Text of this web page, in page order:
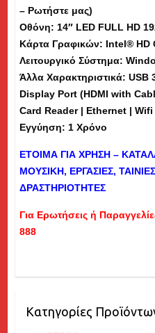
– Ρωτήστε μας)
Οθόνη: 14″ LED FULL HD
Κάρτα Γραφικών: Intel® HD
Λειτουργικό Σύστημα:
Άλλα Χαρακτηριστικά: USB
Display Port (HDMI with
Card Reader | Ethernet | Wifi
Εγγύηση: 1 Χρόνο
ΕΤΟΙΜΑ ΓΙΑ ΧΡΗΣΗ –
ΜΟΥΣΙΚΗ, ΕΡΓΑΣΙΕΣ,
ΔΡΑΣΤΗΡΙΟΤΗΤΕΣ
Για Ερωτήσεις ή
888
Κατηγορίες